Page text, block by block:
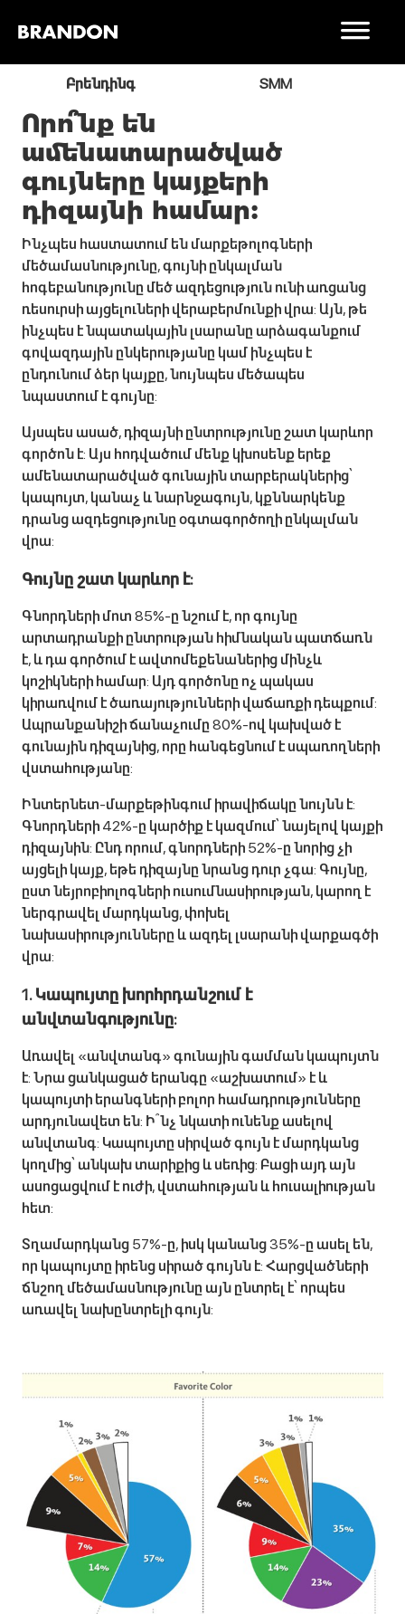
Բրենդինգ SMM
Որո՞նք են
ամենատարածված
գույները կայքերի
դիզայնի համար:
Ինչպես հաստատում են մարքեթոլոգների
մեծամասնությունը, գույնի ընկալման
հոգեբանությունը մեծ ազդեցություն ունի առցանց
ռեսուրսի այցելուների վերաբերմունքի վրա: Այն, թե
ինչպես է նպատակային լսարանը արձագանքում
գովազդային ընկերությանը կամ ինչպես է
ընդունում ձեր կայքը, նույնպես մեծապես
նպաստում է գույնը:
Այսպես ասած, դիզայնի ընտրությունը շատ կարևոր
գործոն է: Այս հոդվածում մենք կխոսենք երեք
ամենատարածված գունային տարբերակներից՝
կապույտ, կանաչ և նարնջագույն, կքննարկենք
դրանց ազդեցությունը օգտագործողի ընկալման
վրա:
Գույնը շատ կարևոր է:
Գնորդների մոտ 85%-ը նշում է, որ գույնը
արտադրանքի ընտրության հիմնական պատճառն
է, և դա գործում է ավտոմեքենաներից մինչև
կոշիկների համար: Այդ գործոնը ոչ պակաս
կիրառվում է ծառայությունների վաճառքի դեպքում:
Ապրանքանիշի ճանաչումը 80%-ով կախված է
գունային դիզայնից, որը հանգեցնում է սպառողների
վստահությանը:
Ինտերնետ-մարքեթինգում իրավիճակը նույնն է:
Գնորդների 42%-ը կարծիք է կազմում՝ նայելով կայքի
դիզայնին: Ընդ որում, գնորդների 52%-ը նորից չի
այցելի կայք, եթե դիզայնը նրանց դուր չգա: Գույնը,
ըստ նեյրոբիոլոգների ուսումնասիրության, կարող է
ներգրավել մարդկանց, փոխել
նախասիրությունները և ազդել լսարանի վարքագծի
վրա:
1. Կապույտը խորհրդանշում է
անվտանգությունը:
Առավել «անվտանգ» գունային գամման կապույտն
է: Նրա ցանկացած երանգը «աշխատում» է և
կապույտի երանգների բոլոր համադրությունները
արդյունավետ են: Ի՞նչ նկատի ունենք ասելով
անվտանգ: Կապույտը սիրված գույն է մարդկանց
կողմից՝ անկախ տարիքից և սեռից: Բացի այդ այն
ասոցացվում է ուժի, վստահության և հուսալիության
հետ:
Տղամարդկանց 57%-ը, իսկ կանանց 35%-ը ասել են,
որ կապույտը իրենց սիրած գույնն է: Հարցվածների
ճնշող մեծամասնությունը այն ընտրել է՝ որպես
առավել նախընտրելի գույն: